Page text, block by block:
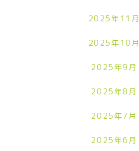
2025年11月
2025年10月
2025年9月
2025年8月
2025年7月
2025年6月